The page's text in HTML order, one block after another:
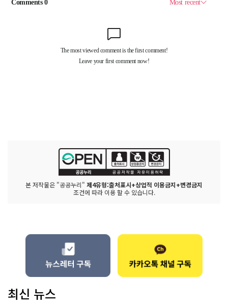
본 저작물은 "공공누리" 제4유형:출처표시+상업적 이용금지+변경금지
조건에 따라 이용 할 수 있습니다.
최신 뉴스